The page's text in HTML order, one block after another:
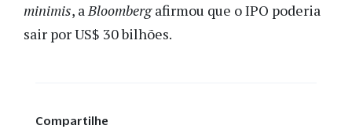
minimis, aBloombergafirmou que o IPO poderia
sair por US$ 30 bilhões.
Compartilhe